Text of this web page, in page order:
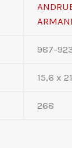
987-
15,6 x
268